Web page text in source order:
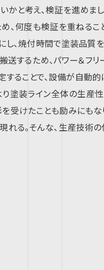
かと考え、検証を進めま
、何度も検証を重ねるこ
、焼付時間で塗装品質
送するため、パワー＆フ
ることで、設備が自動
塗装ライン全体の生産
受けたことも励みにもな
れる。そんな、生産技術